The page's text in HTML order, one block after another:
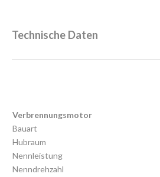
Technische Daten
Verbrennungsmotor
Bauart
Hubraum
Nennleistung
Nenndrehzahl